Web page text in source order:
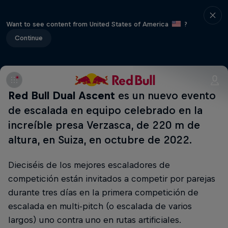
Want to see content from United States of America
?
Continue
Red Bull Dual Ascent es un nuevo evento
de escalada en equipo celebrado en la
increíble presa Verzasca, de 220 m de
altura, en Suiza, en octubre de 2022.
Dieciséis de los mejores escaladores de
competición están invitados a competir por parejas
durante tres días en la primera competición de
escalada en multi-pitch (o escalada de varios
largos) uno contra uno en rutas artificiales.